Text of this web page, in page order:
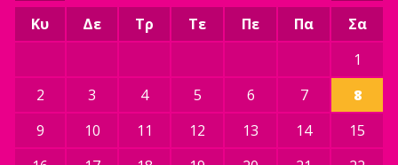
Κυ Δε Τρ Τε Πε Πα
Σα
1
2
3 4 5 6 7
8
9
10 11 12 13 14
15